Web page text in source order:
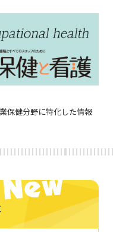
保健分野に特化した情報